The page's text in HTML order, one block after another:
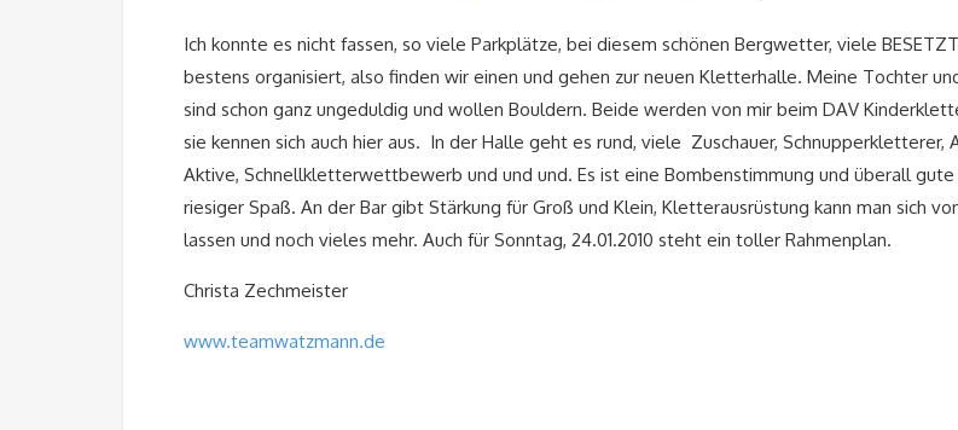
Ich konnte es nicht fassen, so viele Parkplätze, bei diesem schönen Bergwetter, viele
bestens organisiert, also finden wir einen und gehen zur neuen Kletterhalle. Meine Tochter
sind schon ganz ungeduldig und wollen Bouldern. Beide werden von mir beim DAV
sie kennen sich auch hier aus. In der Halle geht es rund, viele Zuschauer, Schnupperkletterer,
Aktive, Schnellkletterwettbewerb und und und. Es ist eine Bombenstimmung und überall gute
riesiger Spaß. An der Bar gibt Stärkung für Groß und Klein, Kletterausrüstung kann man sich
lassen und noch vieles mehr. Auch für Sonntag, 24.01.2010 steht ein toller Rahmenplan.
Christa Zechmeister
www.teamwatzmann.de